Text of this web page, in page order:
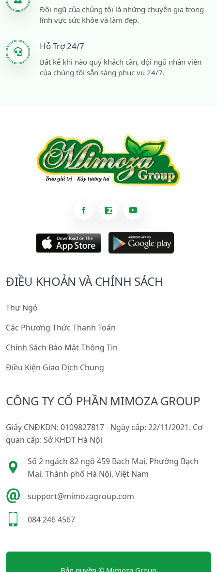
Đội ngũ của chúng tôi là những chuyên gia trong
lĩnh vực sức khỏe và làm đẹp.
Hỗ Trợ 24/7
Bất kể khi nào quý khách cần, đội ngũ nhân viên
của chúng tôi sẵn sàng phục vụ 24/7.
ĐIỀU KHOẢN VÀ CHÍNH SÁCH
Thư Ngỏ
Các Phương Thức Thanh Toán
Chính Sách Bảo Mật Thông Tin
Điều Kiện Giao Dịch Chung
CÔNG TY CỔ PHẦN MIMOZA GROUP
Giấy CNĐKDN: 0109827817 - Ngày cấp: 22/11/2021. Cơ
quan cấp: Sở KHDT Hà Nội
Số 2 ngách 82 ngõ 459 Bạch Mai, Phường Bạch
Mai, Thành phố Hà Nội, Việt Nam
support@mimozagroup.com
084 246 4567